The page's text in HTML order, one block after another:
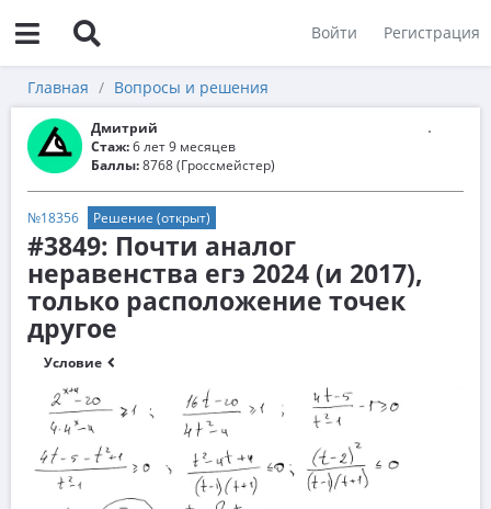
Войти Регистрация
Главная Вопросы и решения
Дмитрий
Стаж:6 лет 9 месяцев
Баллы:8768 (Гроссмейстер)
№18356 Решение (открыт)
#3849: Почти аналог
неравенства егэ 2024 (и 2017),
только расположение точек
другое
Условие